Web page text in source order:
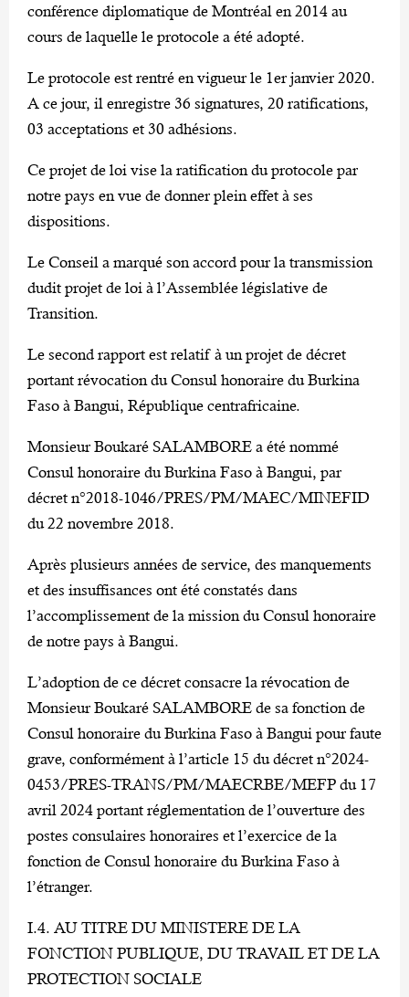
conférence diplomatique de Montréal en 2014 au
cours de laquelle le protocole a été adopté.
Le protocole est rentré en vigueur le 1er janvier 2020.
A ce jour, il enregistre 36 signatures, 20 ratifications,
03 acceptations et 30 adhésions.
Ce projet de loi vise la ratification du protocole par
notre pays en vue de donner plein effet à ses
dispositions.
Le Conseil a marqué son accord pour la transmission
dudit projet de loi à l’Assemblée législative de
Transition.
Le second rapport est relatif à un projet de décret
portant révocation du Consul honoraire du Burkina
Faso à Bangui, République centrafricaine.
Monsieur Boukaré SALAMBORE a été nommé
Consul honoraire du Burkina Faso à Bangui, par
décret n°2018-1046/PRES/PM/MAEC/MINEFID
du 22 novembre 2018.
Après plusieurs années de service, des manquements
et des insuffisances ont été constatés dans
l’accomplissement de la mission du Consul honoraire
de notre pays à Bangui.
L’adoption de ce décret consacre la révocation de
Monsieur Boukaré SALAMBORE de sa fonction de
Consul honoraire du Burkina Faso à Bangui pour faute
grave, conformément à l’article 15 du décret n°2024-
0453/PRES-TRANS/PM/MAECRBE/MEFP du 17
avril 2024 portant réglementation de l’ouverture des
postes consulaires honoraires et l’exercice de la
fonction de Consul honoraire du Burkina Faso à
l’étranger.
I.4. AU TITRE DU MINISTERE DE LA
FONCTION PUBLIQUE, DU TRAVAIL ET DE LA
PROTECTION SOCIALE